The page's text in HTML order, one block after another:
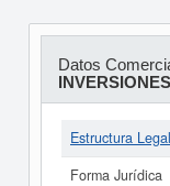
Datos
Estructura Legal
Forma Jurídica